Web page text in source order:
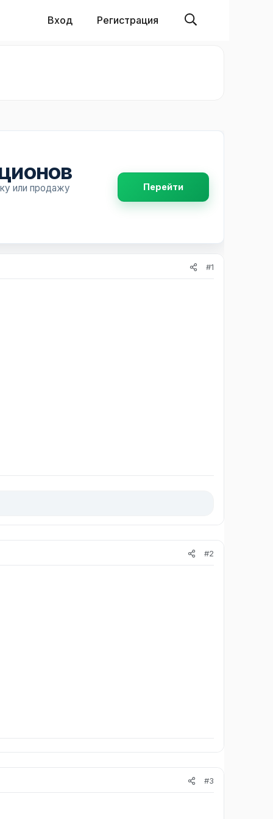
Вход Регистрация
или продажу Перейти
#1
#2
#3